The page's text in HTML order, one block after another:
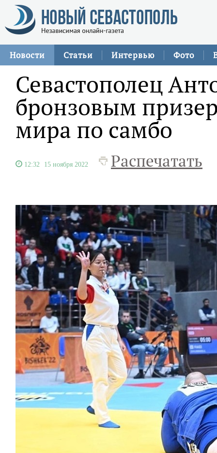
Новости Статьи Интервью Фото
Севастополец
бронзовым
мира по самбо
12:32 15 ноября 2022 Распечатать